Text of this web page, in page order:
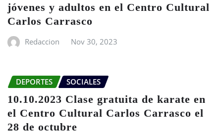
jóvenes y adultos en el Centro Cultural
Carlos Carrasco
Redaccion Nov 30, 2023
DEPORTES SOCIALES
10.10.2023 Clase gratuita de karate en
el Centro Cultural Carlos Carrasco el
28 de octubre